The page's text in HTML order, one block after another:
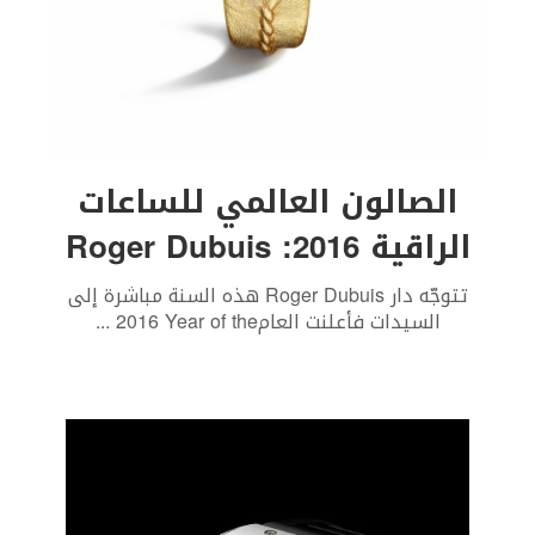
الصالون العالمي للساعات
الراقية 2016: Roger Dubuis
‬السيدات‭ ‬فأعلنت‭ ‬العام‭ ‬2016‭ ‬Year of the ...